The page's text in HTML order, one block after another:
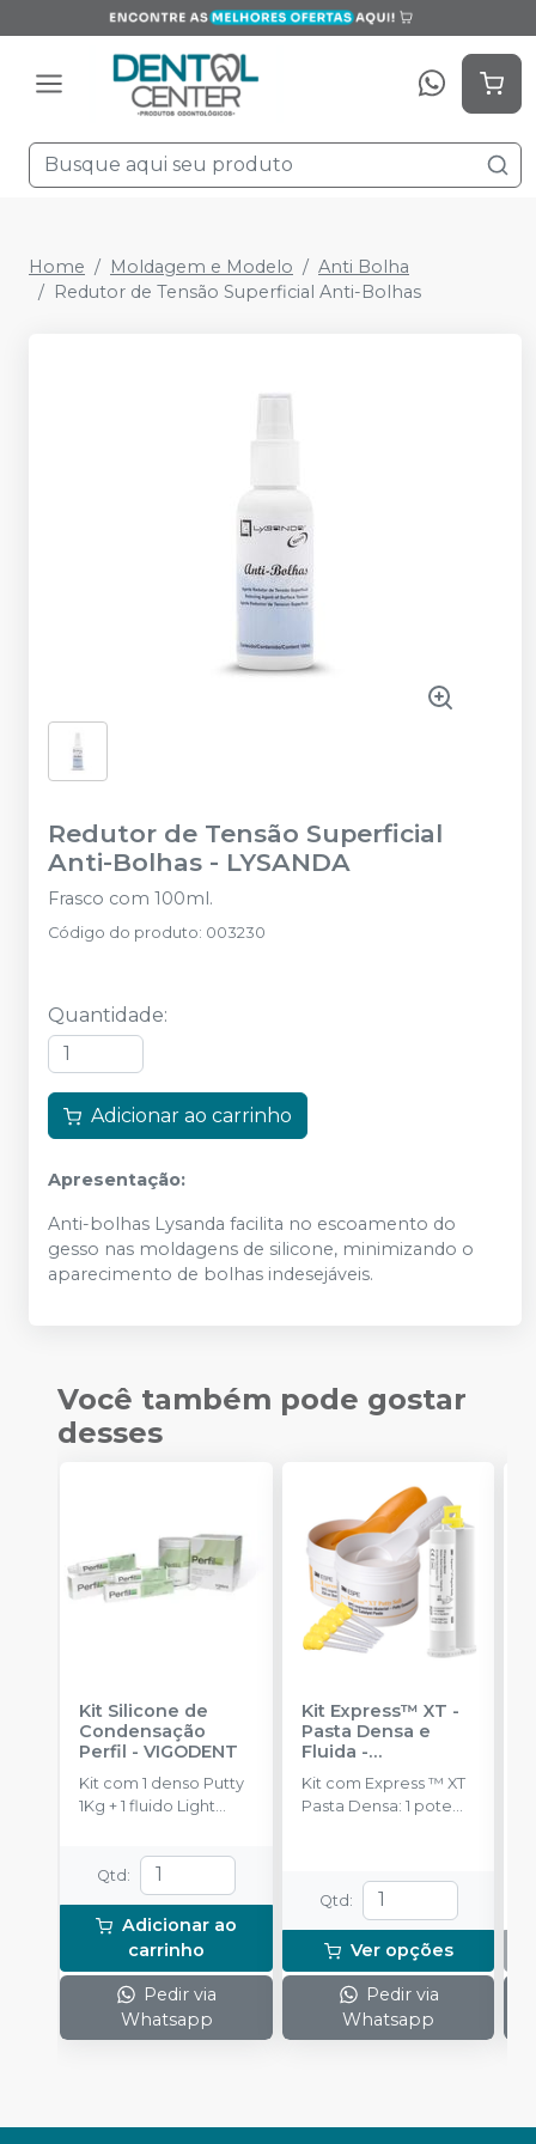
Home Moldagem e Modelo
Anti Bolha
Redutor de Tensão Superficial Anti-Bolhas
Redutor de Tensão Superficial
Anti-Bolhas - LYSANDA
Frasco com 100ml.
Código do produto: 003230
Quantidade:
Adicionar ao carrinho
Apresentação:
Anti-bolhas Lysanda facilita no escoamento do
gesso nas moldagens de silicone, minimizando o
aparecimento de bolhas indesejáveis.
Você também pode gostar
desses
Kit Silicone de
Condensação
Perfil -VIGODENT
Kit com 1 denso Putty
1Kg + 1 fluido Light
catalisador 60ml.
Qtd :
Adicionar ao
carrinho
Pedir via
Whatsapp
Kit Express™ XT -
Pasta Densa e
Fluida -
SOLVENTUM
Kit com Express ™ XT
Pasta Densa: 1 pote
pasta catalisadora
(250 ml); Express ™ XT
Pasta Fluida de Baixa
ou Média Viscosidade:
1 cartucho (50 ml); 10
Pontas Misturadoras
Qtd :
Ver opções
Pedir via
Whatsapp